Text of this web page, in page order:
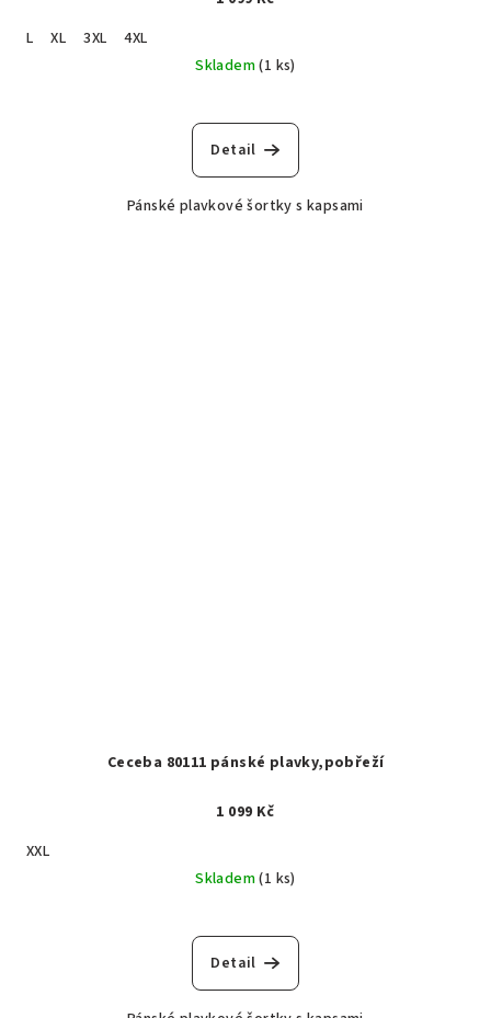
L
XL 3XL
4XL
Skladem(1 ks)
Detail
Pánské plavkové šortky s kapsami
Ceceba 80111 pánské plavky,pobřeží
1 099 Kč
XXL
Skladem(1 ks)
Detail